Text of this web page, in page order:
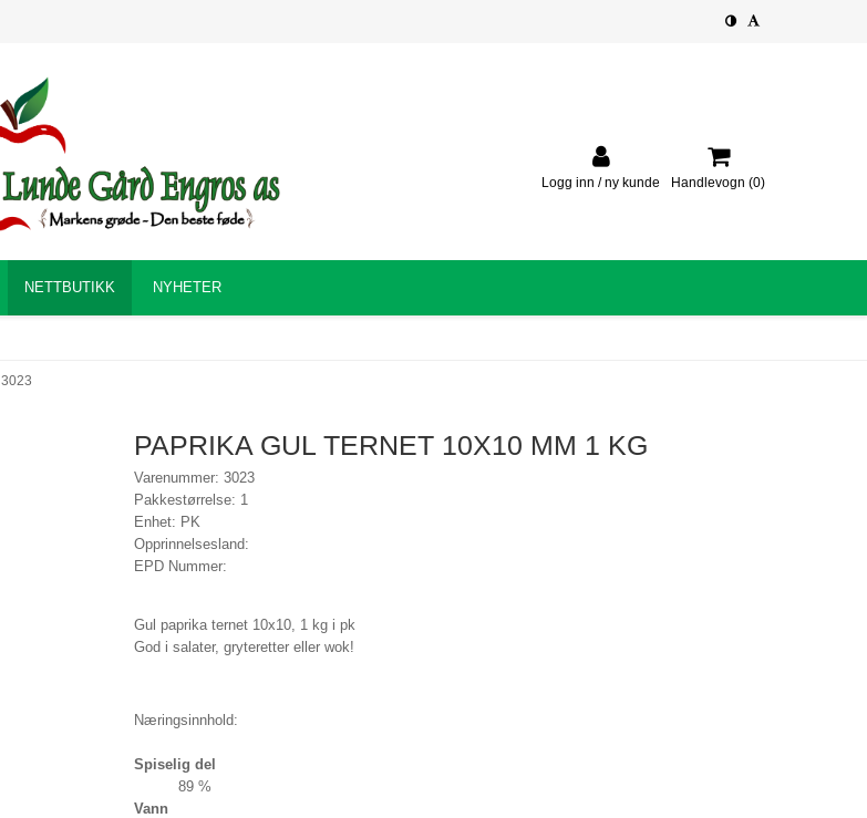
Logg inn / ny kunde Handlevogn (0)
NETTBUTIKK NYHETER
3023
PAPRIKA GUL TERNET 10X10 MM 1 KG
Varenummer: 3023
Pakkestørrelse: 1
Enhet: PK
Opprinnelsesland:
EPD Nummer:
Gul paprika ternet 10x10, 1 kg i pk
God i salater, gryteretter eller wok!
Næringsinnhold:
Spiselig del
89 %
Vann